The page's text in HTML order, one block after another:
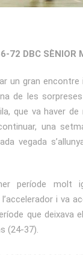
72 DBC SÈNIOR
un gran
de les
que va haver
una
vegada
període molt
i va
que deixava
(24-37).